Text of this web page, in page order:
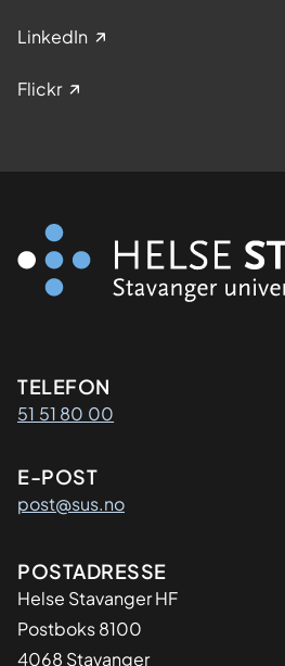
LinkedIn
Flickr
Kontaktinformasjon
TELEFON
51 51 80 00
E-POST
post@sus.no
Adresse
POSTADRESSE
Helse Stavanger HF
Postboks 8100
4068 Stavanger